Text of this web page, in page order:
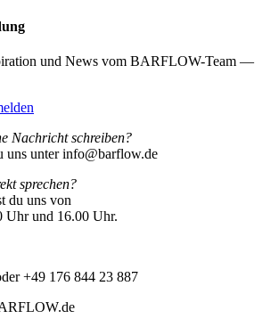
und News vom BARFLOW-Team —
Nachricht schreiben?
uns unter info@barflow.de
sprechen?
du uns von
Uhr und 16.00 Uhr.
+49 176 844 23 887